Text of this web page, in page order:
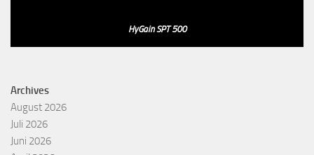
HyGain SPT 500
Archives
August 2026
Juli 2026
Juni 2026